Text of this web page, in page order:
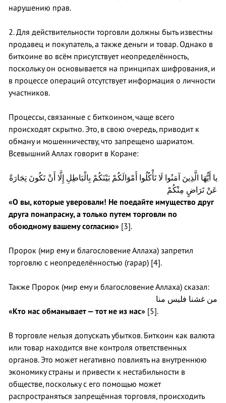
нарушению прав.
2. Для действительности торговли должны быть известны
продавец и покупатель, а также деньги и товар. Однако в
биткоине во всём присутствует неопределённость,
поскольку он основывается на принципах шифрования, и
в процессе операций отсутствует информация о личности
участников.
Процессы, связанные с биткоином, чаще всего
происходят скрытно. Это, в свою очередь, приводит к
обману и мошенничеству, что запрещено шариатом.
Всевышний Аллах говорит в Коране:
يا أَيُّهَا الَّذِينَ آمَنُوا لَا تَأْكُلُوا أَمْوَالَكُمْ بَيْنَكُمْ بِالْبَاطِلِ إِلَّا أَنْ تَكُونَ تِجَارَةً
عَنْ تَرَاضٍ مِنْكُمْ
«О вы, которые уверовали! Не поедайте имущество друг
друга понапрасну, а только путем торговли по
обоюдному вашему согласию» [3].
Пророк (мир ему и благословение Аллаха) запретил
торговлю с неопределённостью (гарар) [4].
Также Пророк (мир ему и благословение Аллаха) сказал:
من غشنا فليس منا
«Кто нас обманывает — тот не из нас» [5].
В торговле нельзя допускать убытков. Биткоин как валюта
или товар находится вне контроля ответственных
органов. Это может негативно повлиять на внутреннюю
экономику страны и привести к нестабильности в
обществе, поскольку с его помощью может
распространяться запрещённая торговля, происходить